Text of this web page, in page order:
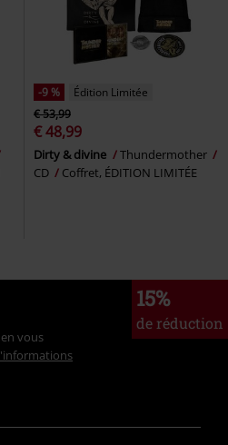
-9 %
Édition Limitée
€ 53,99
€ 48,99
Dirty & divine
Thundermother
CD
Coffret, ÉDITION LIMITÉE
15%
de réduction
vous